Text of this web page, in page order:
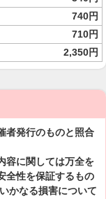
740円
710円
2,350円
者発行のものと照合
容に関しては万全を
全性を保証するもの
かなる損害について